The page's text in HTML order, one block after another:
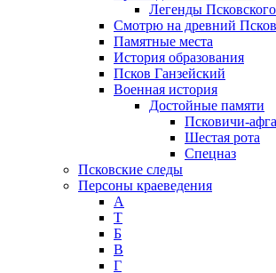
Легенды
Смотрю на древний
Памятные места
История образования
Псков Ганзейский
Военная история
Достойные памяти
Псковичи-
Шестая рота
Спецназ
Псковские следы
Персоны краеведения
А
T
Б
В
Г